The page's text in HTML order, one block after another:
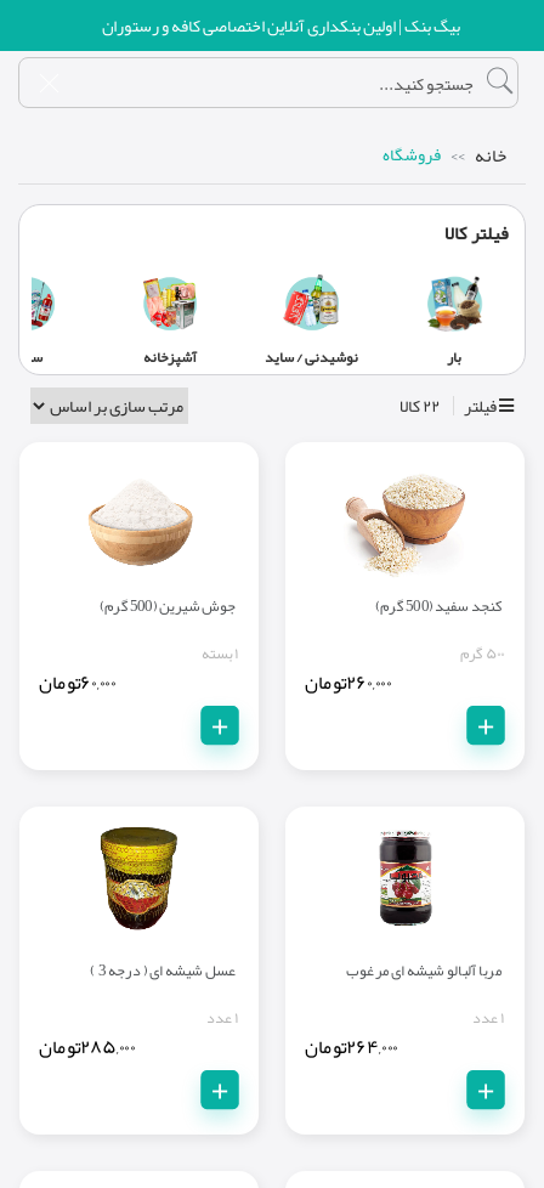
بیگ بنک | اولین بنکداری آنلاین اختصاصی کافه و رستوران
خانه فروشگاه
فیلتر کالا
بار نوشیدنی / ساید آشپزخانه سالن
فیلتر ۲۲ کالا
کنجد سفید (500 گرم)
۵۰۰ گرم
۲۶۰,۰۰۰تومان
+
جوش شیرین (500 گرم)
۱ بسته
۶۰,۰۰۰تومان
+
مربا آلبالو شیشه ای مرغوب
۱ عدد
۲۶۴,۰۰۰تومان
+
عسل شیشه ای ( درجه 3 )
۱ عدد
۲۸۵,۰۰۰تومان
+